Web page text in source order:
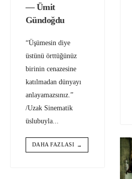
— Ümit
Gündoğdu
“Üşümesin diye
üstünü örttüğünüz
birinin cenazesine
katılmadan dünyayı
anlayamazsınız.”
/Uzak Sinematik
üslubuyla
DAHA FAZLASI →